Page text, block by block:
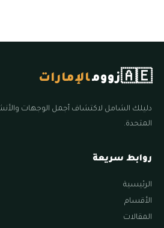
🇦🇪زوومالإمارات
دليلك الشامل لاكتشاف أجمل الوجهات
المتحدة.
روابط سريعة
الرئيسية
الأقسام
المقالات